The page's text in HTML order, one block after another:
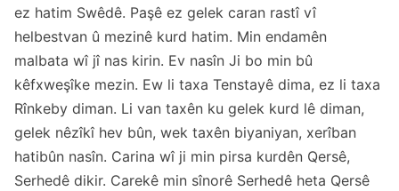
ez hatim Swêdê. Paşê ez gelek caran rastî vî
helbestvan û mezinê kurd hatim. Min endamên
malbata wî jî nas kirin. Ev nasîn Ji bo min bû
kêfxweşîke mezin. Ew li taxa Tenstayê dima, ez li taxa
Rînkeby diman. Li van taxên ku gelek kurd lê diman,
gelek nêzîkî hev bûn, wek taxên biyaniyan, xerîban
hatibûn nasîn. Carina wî ji min pirsa kurdên Qersê,
Serhedê dikir. Carekê min sînorê Serhedê heta Qersê